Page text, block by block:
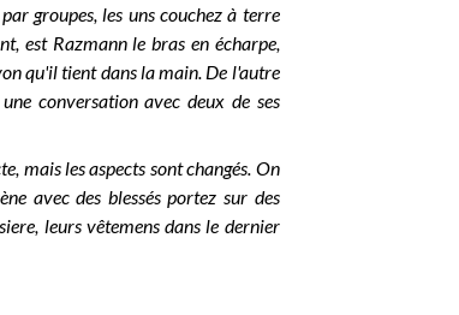
groupes, les uns couchez à terre
est Razmann le bras en écharpe,
qu'il tient dans la main. De l'autre
conversation avec deux de ses
mais les aspects sont changés. On
avec des blessés portez sur des
leurs vêtemens dans le dernier